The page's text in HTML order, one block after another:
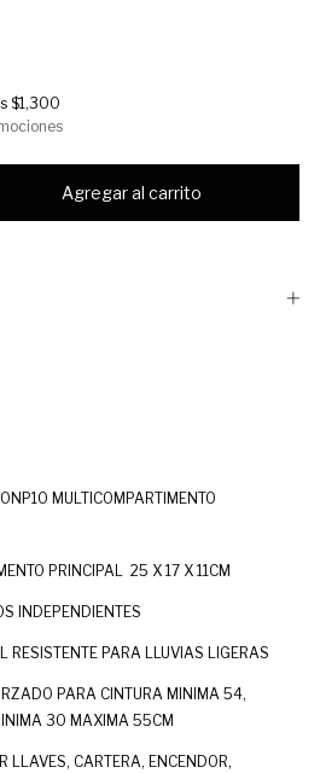
$1,300
MULTICOMPARTIMENTO
PRINCIPAL 25 X 17 X 11CM
INDEPENDIENTES
RESISTENTE PARA LLUVIAS LIGERAS
PARA CINTURA MINIMA 54,
30 MAXIMA 55CM
LLAVES, CARTERA, ENCENDOR,